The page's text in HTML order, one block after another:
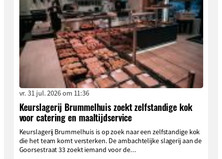
vr. 31 jul. 2026 om 11:36
Keurslagerij Brummelhuis zoekt zelfstandige kok
voor catering en maaltijdservice
Keurslagerij Brummelhuis is op zoek naar een zelfstandige kok
die het team komt versterken. De ambachtelijke slagerij aan de
Goorsestraat 33 zoekt iemand voor de...